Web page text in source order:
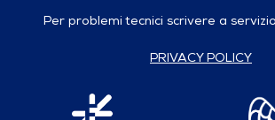
Per problemi tecnici scrivere a
PRIVACY POLICY